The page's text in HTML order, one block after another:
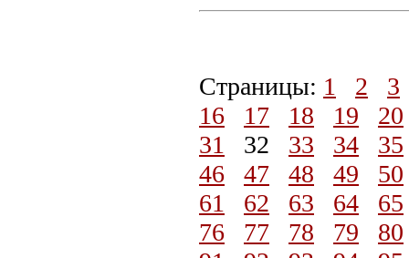
Страницы: 1 2
3
16
17 18 19
20
31
32 33 34
35
46
47 48 49
50
61
62 63 64
65
76
77 78 79
80